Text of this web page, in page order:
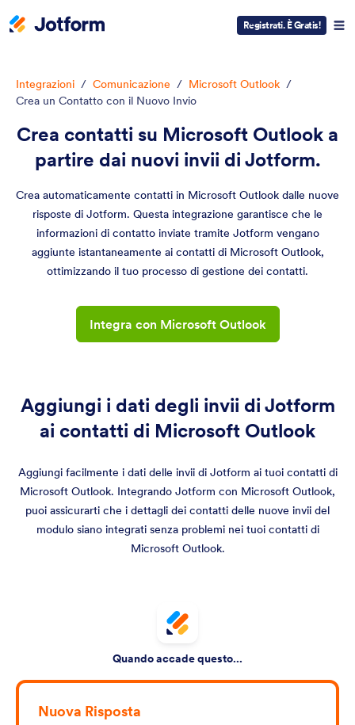
Registrati. È Gratis!
Integrazioni / Comunicazione / Microsoft Outlook /
Crea un Contatto con il Nuovo Invio
Crea contatti su Microsoft Outlook a
partire dai nuovi invii di Jotform.
Crea automaticamente contatti in Microsoft Outlook dalle nuove
risposte di Jotform. Questa integrazione garantisce che le
informazioni di contatto inviate tramite Jotform vengano
aggiunte istantaneamente ai contatti di Microsoft Outlook,
ottimizzando il tuo processo di gestione dei contatti.
Integra con Microsoft Outlook
Aggiungi i dati degli invii di Jotform
ai contatti di Microsoft Outlook
Aggiungi facilmente i dati delle invii di Jotform ai tuoi contatti di
Microsoft Outlook. Integrando Jotform con Microsoft Outlook,
puoi assicurarti che i dettagli dei contatti delle nuove invii del
modulo siano integrati senza problemi nei tuoi contatti di
Microsoft Outlook.
Quando accade questo...
Nuova Risposta